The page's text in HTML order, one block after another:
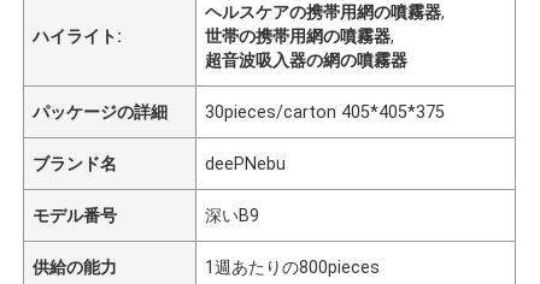
ハイライト:
ヘルスケアの携帯用網の噴霧器,
世帯の携帯用網の噴霧器,
超音波吸入器の網の噴霧器
パッケージの詳細 30pieces/carton 405*405*375
ブランド名 deePNebu
モデル番号 深いB9
供給の能力 1週あたりの800pieces